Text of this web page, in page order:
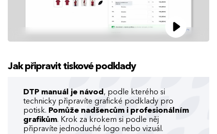
Jak připravit tiskové podklady
DTP manuál je návod , podle kterého si
technicky připravíte grafické podklady pro
potisk. Pomůže nadšencům i profesionálním
grafikům. Krok za krokem si podle něj
připravíte jednoduché logo nebo vizuál.